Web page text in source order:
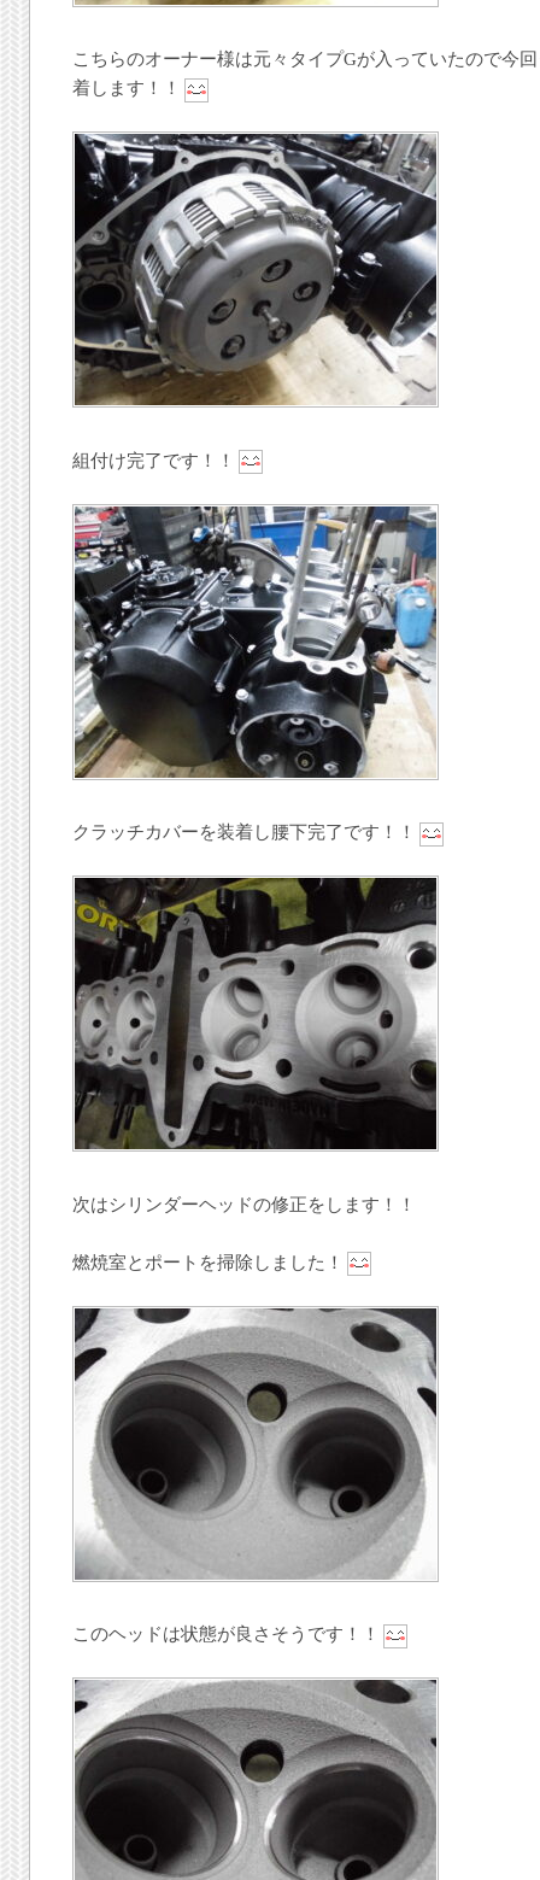
こちらのオーナー様は元々タイプGが入っていたので今
着します！！
組付け完了です！！
クラッチカバーを装着し腰下完了です！！
次はシリンダーヘッドの修正をします！！
燃焼室とポートを掃除しました！
このヘッドは状態が良さそうです！！